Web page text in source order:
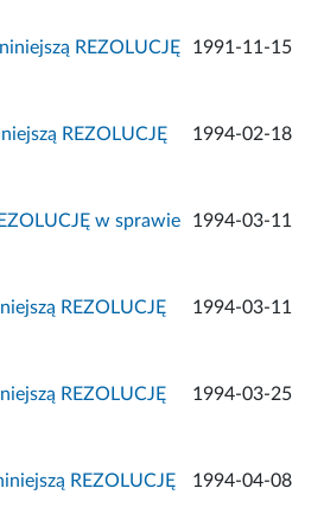
REZOLUCJĘ
1991-11-15
REZOLUCJĘ
1994-02-18
w sprawie
1994-03-11
REZOLUCJĘ
1994-03-11
REZOLUCJĘ
1994-03-25
REZOLUCJĘ
1994-04-08